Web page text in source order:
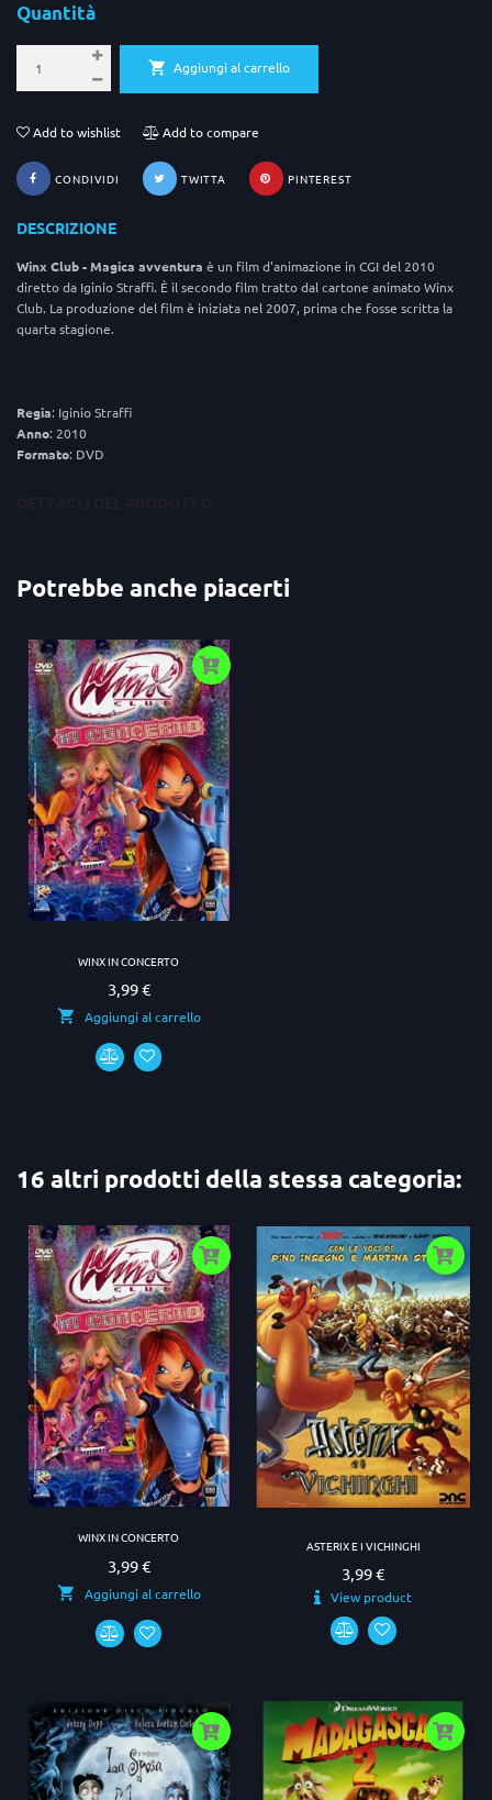
Quantità
Aggiungi al carrello
Add to wishlist Add to compare
CONDIVIDI TWITTA PINTEREST
DESCRIZIONE
Winx Club - Magica avventura è un film d'animazione in CGI del 2010
diretto da Iginio Straffi. È il secondo film tratto dal cartone animato Winx
Club. La produzione del film è iniziata nel 2007, prima che fosse scritta la
quarta stagione.
Regia: Iginio Straffi
Anno: 2010
Formato: DVD
Potrebbe anche piacerti
WINX IN CONCERTO
Prezzo
3,99 €
Aggiungi al carrello
16 altri prodotti della stessa categoria:
WINX IN CONCERTO
Prezzo
3,99 €
Aggiungi al carrello
ASTERIX E I VICHINGHI
Prezzo
3,99 €
View product